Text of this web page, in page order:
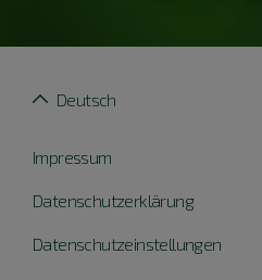
Impressum
Datenschutzerklärung
Datenschutzeinstellungen
Deutsch